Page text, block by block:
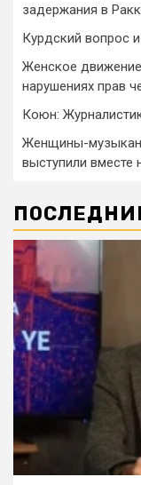
задержания в
Курдский вопрос
Женское
нарушениях прав
Коюн:
Женщины-
выступили вместе